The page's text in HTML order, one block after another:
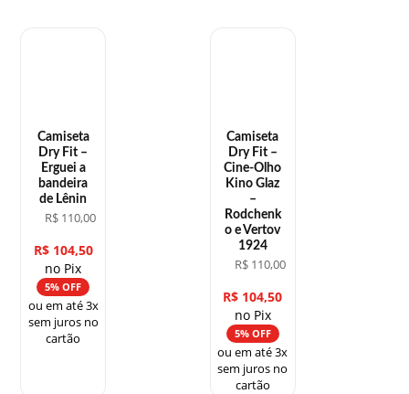
Camiseta
Dry Fit –
Erguei a
bandeira
de Lênin
R$ 110,00
R$104,50
no Pix
5% OFF
ou em até 3x
sem juros no
cartão
Camiseta
Dry Fit –
Cine-Olho
Kino Glaz
–
Rodchenk
o e Vertov
1924
R$110,00
R$ 104,50
no Pix
5% OFF
ou em até 3x
sem juros no
cartão